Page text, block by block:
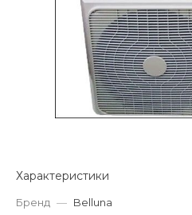
Характеристики
Бренд — Belluna